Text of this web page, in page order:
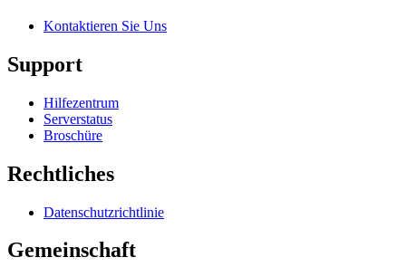
Kontaktieren Sie Uns
Support
Hilfezentrum
Serverstatus
Broschüre
Rechtliches
Datenschutzrichtlinie
Gemeinschaft